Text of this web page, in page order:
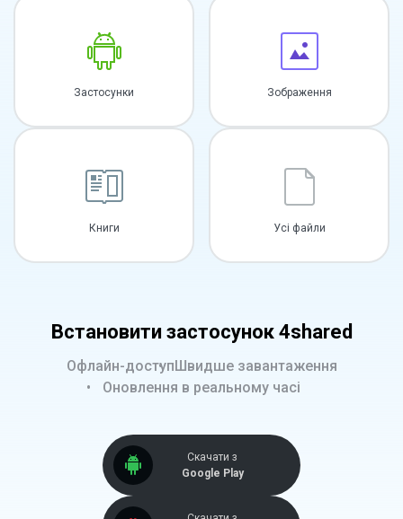
Застосунки Зображення
Книги Усі файли
Встановити застосунок 4shared
Офлайн-доступШвидше завантаження
Оновлення в реальному часі
Скачати з
Google Play